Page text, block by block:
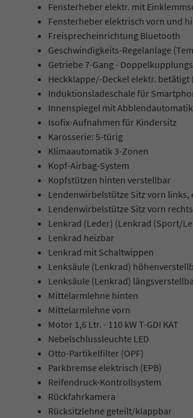
Fensterheber elektr. mit
Fensterheber elektrisch vorn und
Freisprecheinrichtung Bluetooth
Geschwindigkeits-Regelanlage
Getriebe 7-Gang -
Heckklappe/-Deckel elektr.
Induktionsladeschale für
Innenspiegel mit Abblendautomatik
Isofix-Aufnahmen für Kindersitz
Karosserie: 5-türig
Klimaautomatik 3-Zonen
Kopf-Airbag-System
Kopfstützen hinten verstellbar
Lendenwirbelstütze Sitz vorn links,
Lendenwirbelstütze Sitz vorn
Lenkrad (Leder) (Lenkrad (Sport/
Lenkrad heizbar
Lenkrad mit Schaltwippen
Lenksäule (Lenkrad)
Lenksäule (Lenkrad)
Mittelarmlehne hinten
Mittelarmlehne vorn
Motor 1,6 Ltr. - 110 kW T-GDI KAT
Nebelschlussleuchte LED
Otto-Partikelfilter (OPF)
Parkbremse elektrisch (EPB)
Reifendruck-Kontrollsystem
Rückfahrkamera
Rücksitzlehne geteilt/klappbar